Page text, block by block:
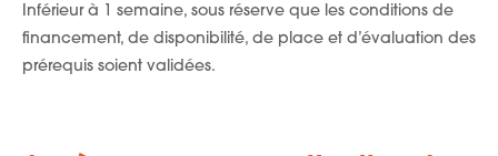
Inférieur à 1 semaine, sous réserve que les conditions de
financement, de disponibilité, de place et d’évaluation des
prérequis soient validées.